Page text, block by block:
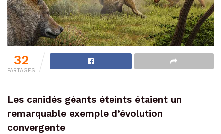
32
PARTAGES
Les canidés géants éteints étaient un
remarquable exemple d’évolution
convergente